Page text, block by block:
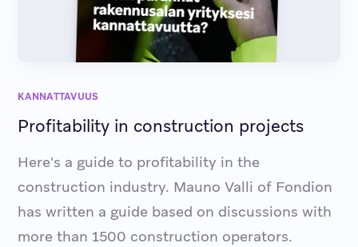
KANNATTAVUUS
Profitability in construction projects
Here's a guide to profitability in the
construction industry. Mauno Valli of Fondion
has written a guide based on discussions with
more than 1500 construction operators.